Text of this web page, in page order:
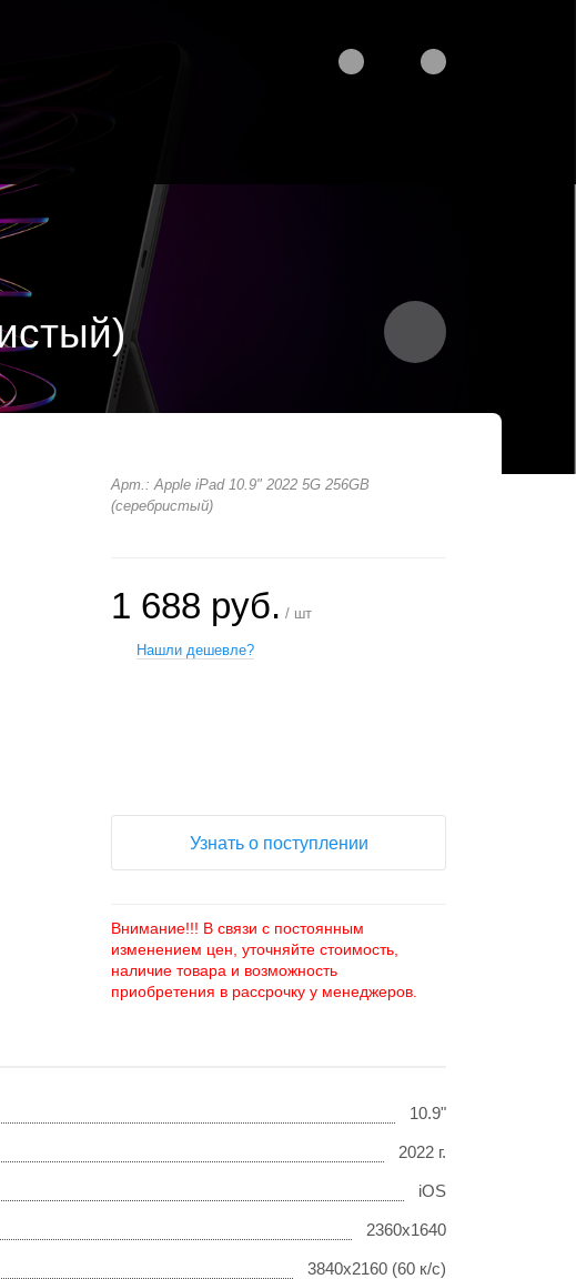
Арт.: Apple iPad 10.9" 2022 5G 256GB
(серебристый)
1 688 руб. / шт
Нашли дешевле?
Узнать о поступлении
Внимание!!! В связи с постоянным
изменением цен, уточняйте стоимость,
наличие товара и возможность
приобретения в рассрочку у менеджеров.
10.9"
2022 г.
iOS
2360x1640
3840x2160 (60 к/с)